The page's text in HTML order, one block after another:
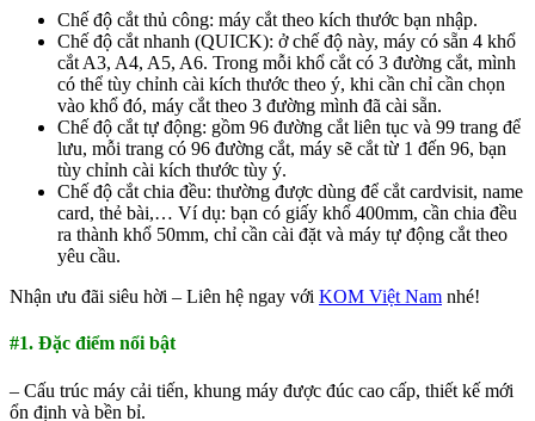
Chế độ cắt thủ công: máy cắt theo kích thước bạn nhập.
Chế độ cắt nhanh (QUICK): ở chế độ này, máy có sẵn 4 khổ
cắt A3, A4, A5, A6. Trong mỗi khổ cắt có 3 đường cắt, mình
có thể tùy chỉnh cài kích thước theo ý, khi cần chỉ cần chọn
vào khổ đó, máy cắt theo 3 đường mình đã cài sẵn.
Chế độ cắt tự động: gồm 96 đường cắt liên tục và 99 trang để
lưu, mỗi trang có 96 đường cắt, máy sẽ cắt từ 1 đến 96, bạn
tùy chỉnh cài kích thước tùy ý.
Chế độ cắt chia đều: thường được dùng để cắt cardvisit, name
card, thẻ bài,… Ví dụ: bạn có giấy khổ 400mm, cần chia đều
ra thành khổ 50mm, chỉ cần cài đặt và máy tự động cắt theo
yêu cầu.
Nhận ưu đãi siêu hời – Liên hệ ngay với KOM Việt Nam nhé!
#1. Đặc điểm nổi bật
– Cấu trúc máy cải tiến, khung máy được đúc cao cấp, thiết kế mới
ổn định và bền bỉ.